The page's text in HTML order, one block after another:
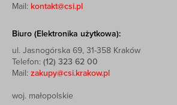
Mail: kontakt@csi.pl
Biuro (Elektronika użytkowa):
ul. Jasnogórska 69, 31-358 Kraków
Telefon: (12) 323 62 00
Mail: zakupy@csi.krakow.pl
woj. małopolskie